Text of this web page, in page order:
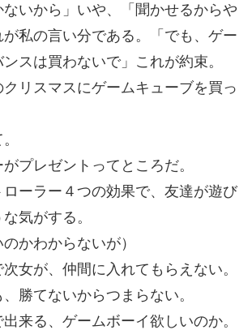
ないから」いや、「聞かせるからや
が私の言い分である。「でも、ゲー
スは買わないで」これが約束。
リスマスにゲームキューブを買っ
プレゼントってところだ。
ーラー４つの効果で、友達が遊び
気がする。
のかわからないが）
女が、仲間に入れてもらえない。
勝てないからつまらない。
来る、ゲームボーイ欲しいのか。